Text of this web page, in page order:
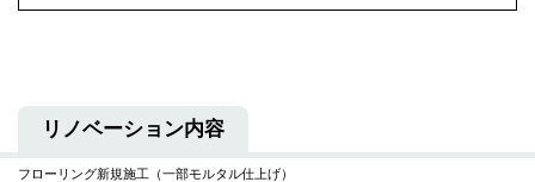
リノベーション内容
フローリング新規施工（一部モルタル仕上げ）